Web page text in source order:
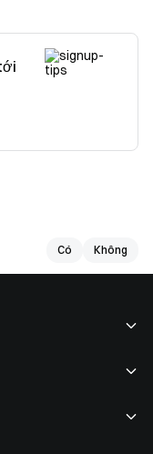
Không
Có Không